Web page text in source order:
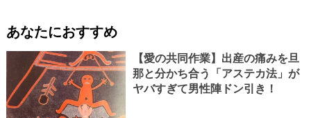
あなたにおすすめ
【愛の共同作業】出産の痛みを旦
那と分かち合う「アステカ法」が
ヤバすぎて男性陣ドン引き！